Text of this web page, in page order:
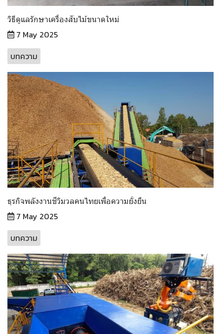
วิธีดูแลรักษาเครื่องสับไม้ขนาดใหม่
7 May 2025
บทความ
ธุรกิจพลังงานชีวิมวลคนไทยเพื่อความยั่งยืน
7 May 2025
บทความ